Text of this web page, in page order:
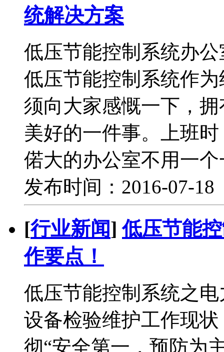
统解决方案
低压节能控制系统办
低压节能控制系统作
须向大家感慨一下，
美好的一件事。上班
偌大的办公室不用一
发布时间：2016-07-
[行业新闻]低压节能
作要点！
低压节能控制系统之
设备检验维护工作现
彻“安全第一，预防为